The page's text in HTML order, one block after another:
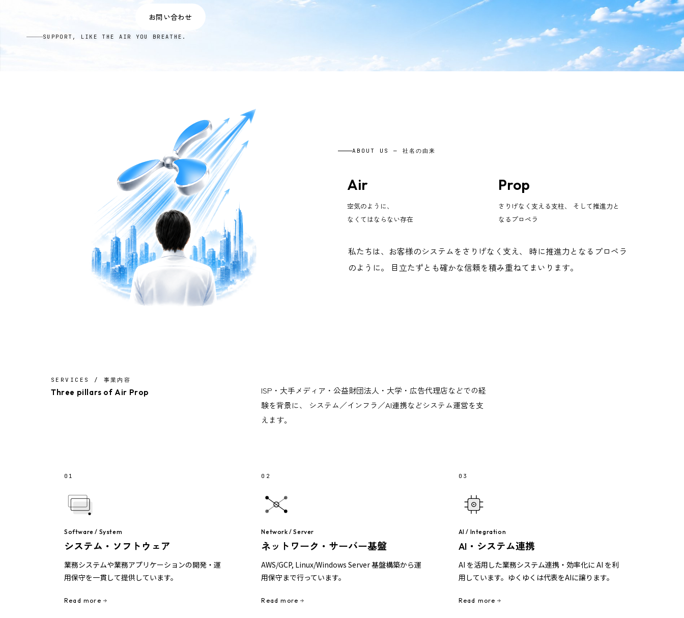
お問い合わせ
SUPPORT, LIKE THE AIR YOU BREATHE.
ABOUT US — 社名の由来
Air
空気のように、
なくてはならない存在
Prop
さりげなく支える支柱、 そして推進力と
なるプロペラ
私たちは、お客様のシステムをさりげなく支え、 時に推進力となるプロペラ
のように。 目立たずとも確かな信頼を積み重ねてまいります。
SERVICES / 事業内容
Three pillars of Air Prop
ISP・大手メディア・公益財団法人・大学・広告代理店などでの経
験を背景に、 システム／インフラ／AI連携などシステム運営を支
えます。
01
Software / System
システム・ソフトウェア
業務システムや業務アプリケーションの開発・運
用保守を一貫して提供しています。
Read more
02
Network / Server
ネットワーク・サーバー基盤
AWS/GCP, Linux/Windows Server 基盤構築から運
用保守まで行っています。
Read more
03
AI / Integration
AI・システム連携
AI を活用した業務システム連携・効率化に AI を利
用しています。ゆくゆくは代表をAIに譲ります。
Read more